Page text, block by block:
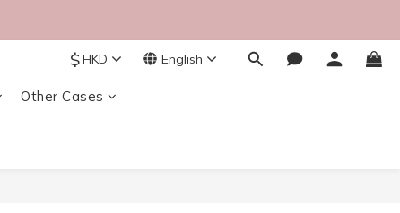
$HKD English
Other Cases